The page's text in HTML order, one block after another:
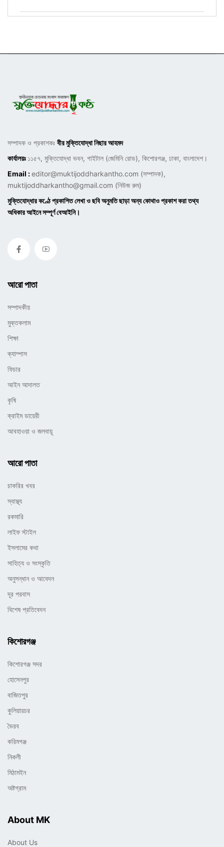
সম্পাদক ও প্রকাশকঃ বীর মুক্তিযোদ্ধা নিছার আহমদ
কার্যালয়ঃ ১১৫৭, মুক্তিযোদ্ধা ভবন, গাইটাল (জেমিনি রোড), কিশোরগঞ্জ, ঢাকা, বাংলাদেশ।
Email :editor@muktijoddharkantho.com (সম্পাদক),
muktijoddharkantho@gmail.com (নিউজ রুম)
মুক্তিযোদ্ধার কণ্ঠে প্রকাশিত লেখা ও ছবি অনুমতি ছাড়া অন্য কোথাও প্রকাশ করা তথ্য
অধিকার আইনে সম্পূর্ণ বেআইনি।
আরো পাতা
সম্পাদকীয়
মুক্তকলাম
শিক্ষা
ক্যাম্পাস
ফিচার
আইন আদালত
কৃষি
ক্রাইম ডায়েরী
আবহাওয়া ও জলবায়ূ
আরো পাতা
চাকরির খবর
স্বাস্থ্য
রকমারি
লাইফ স্টাইল
ইসলামের কথা
সাহিত্য ও সংস্কৃতি
অনুসন্ধান ও আবেদন
দূর পরবাস
বিশেষ প্রতিবেদন
কিশোরগঞ্জ
কিশোরগঞ্জ সদর
হোসেনপুর
বাজিতপুর
কুলিয়ারচর
ভৈরব
করিমগঞ্জ
নিকলী
মিঠামইন
অষ্টগ্রাম
About MK
About Us